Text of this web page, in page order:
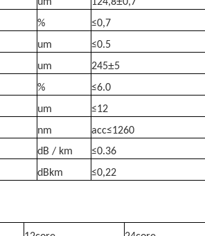
% ≤0,7
um ≤0.5
um 245±5
% ≤6.0
um ≤12
nm acc≤1260
dB / km ≤0.36
dBkm ≤0,22